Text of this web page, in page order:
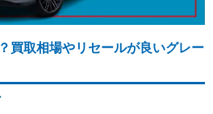
買取相場やリセールが良いグレー